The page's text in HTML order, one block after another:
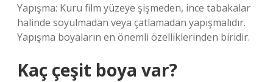
Yapışma: Kuru film yüzeye şişmeden, ince tabakalar
halinde soyulmadan veya çatlamadan yapışmalıdır.
Yapışma boyaların en önemli özelliklerinden biridir.
Kaç çeşit boya var?